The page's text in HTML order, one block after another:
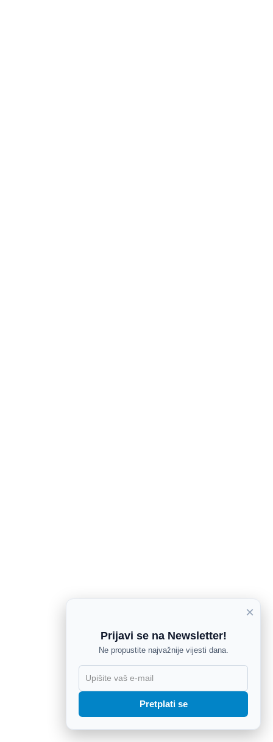
×
Prijavi se na Newsletter!
Ne propustite najvažnije vijesti dana.
Pretplati se